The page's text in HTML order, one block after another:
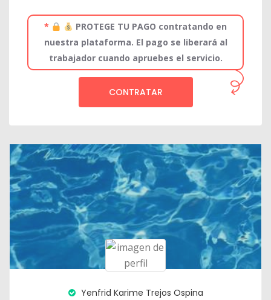
*
PROTEGE TU PAGO contratando en
nuestra plataforma. El pago se liberará al
trabajador cuando apruebes el servicio.
CONTRATAR
Yenfrid Karime Trejos Ospina